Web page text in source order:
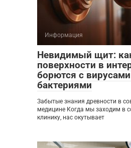
Информация
Невидимый щит:
поверхности в
борются с
бактериями
Забытые знания древности в
медицине Когда мы заходим в
клинику, нас окутывает